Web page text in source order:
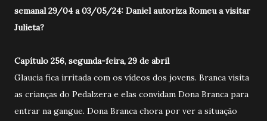
semanal 29/04 a 03/05/24: Daniel autoriza Romeu a visitar
Julieta?
Capítulo 256, segunda-feira, 29 de abril
Glaucia fica irritada com os vídeos dos jovens. Branca visita
as crianças do Pedalzera e elas convidam Dona Branca para
entrar na gangue. Dona Branca chora por ver a situação